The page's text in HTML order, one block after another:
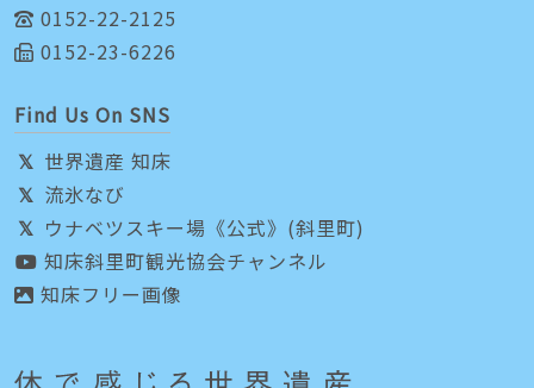
0152-22-2125
0152-23-6226
Find Us On SNS
世界遺産 知床
流氷なび
ウナベツスキー場《公式》(斜里町)
知床斜里町観光協会チャンネル
知床フリー画像